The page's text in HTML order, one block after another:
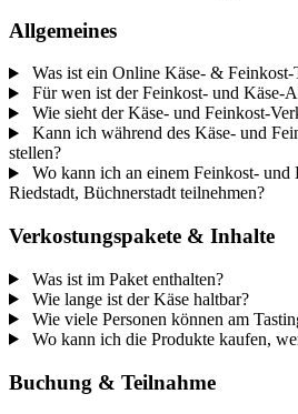
Allgemeines
Was ist ein Online Käse- & Feinkost-
Für wen ist der Feinkost- und Käse-
Wie sieht der Käse- und Feinkost-
Kann ich während des Käse- und
stellen?
Wo kann ich an einem Feinkost- und
Riedstadt, Büchnerstadt teilnehmen?
Verkostungspakete & Inhalte
Was ist im Paket enthalten?
Wie lange ist der Käse haltbar?
Wie viele Personen können am
Wo kann ich die Produkte kaufen,
Buchung & Teilnahme